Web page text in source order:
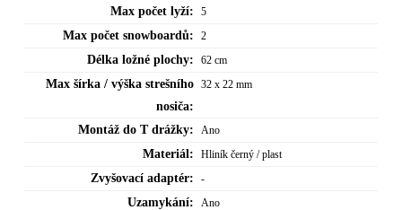
Max počet lyží: 5
Max počet snowboardů: 2
Délka ložné plochy: 62 cm
Max šírka / výška strešního
nosiča:
32 x 22 mm
Montáž do T drážky: Ano
Materiál: Hliník černý / plast
Zvyšovací adaptér: -
Uzamykání: Ano